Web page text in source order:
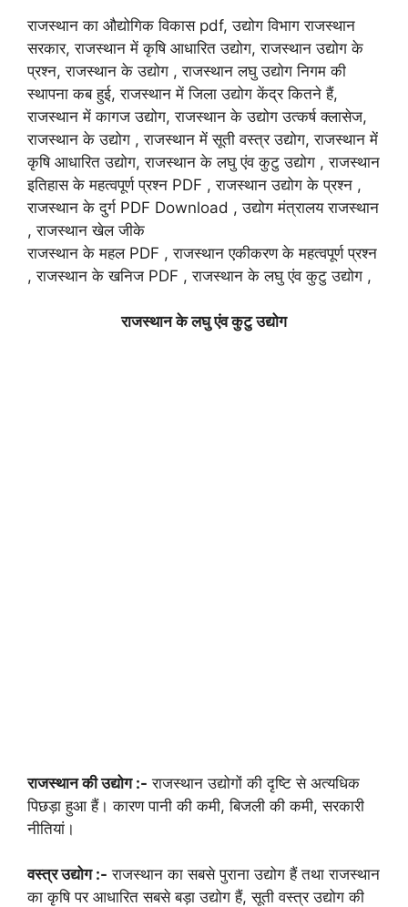
राजस्थान का औद्योगिक विकास pdf, उद्योग विभाग राजस्थान
सरकार, राजस्थान में कृषि आधारित उद्योग, राजस्थान उद्योग के
प्रश्न, राजस्थान के उद्योग , राजस्थान लघु उद्योग निगम की
स्थापना कब हुई, राजस्थान में जिला उद्योग केंद्र कितने हैं,
राजस्थान में कागज उद्योग, राजस्थान के उद्योग उत्कर्ष क्लासेज,
राजस्थान के उद्योग , राजस्थान में सूती वस्त्र उद्योग, राजस्थान में
कृषि आधारित उद्योग, राजस्थान के लघु एंव कुटु उद्योग , राजस्थान
इतिहास के महत्वपूर्ण प्रश्न PDF , राजस्थान उद्योग के प्रश्न ,
राजस्थान के दुर्ग PDF Download , उद्योग मंत्रालय राजस्थान
, राजस्थान खेल जीके
राजस्थान के महल PDF , राजस्थान एकीकरण के महत्वपूर्ण प्रश्न
, राजस्थान के खनिज PDF , राजस्थान के लघु एंव कुटु उद्योग ,
राजस्थान के लघु एंव कुटु उद्योग
राजस्थान की उद्योग :- राजस्थान उद्योगों की दृष्टि से अत्यधिक
पिछड़ा हुआ हैं। कारण पानी की कमी, बिजली की कमी, सरकारी
नीतियां।
वस्त्र उद्योग :- राजस्थान का सबसे पुराना उद्योग हैं तथा राजस्थान
का कृषि पर आधारित सबसे बड़ा उद्योग हैं, सूती वस्त्र उद्योग की